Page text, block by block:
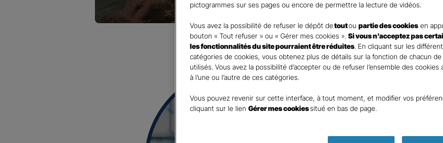
Parole
d’expert !
pictogrammes sur ses pages ou encore de permettre la lecture de vidéos.
Vous avez la possibilité de refuser le dépôt detoutou partie des cookies en
bouton « Tout refuser » ou « Gérer mes cookies ». Si vous n’acceptez pas
les fonctionnalités du site pourraient être réduites. En cliquant sur les
catégories de cookies, vous obtenez plus de détails sur la fonction de chacun
utilisés. Vous avez la possibilité d’accepter ou de refuser l’ensemble des cookies
à l’une ou l’autre de ces catégories.
Vous pouvez revenir sur cette interface, à tout moment, et modifier vos
cliquant sur le lien Gérer mes cookiessitué en bas de page.